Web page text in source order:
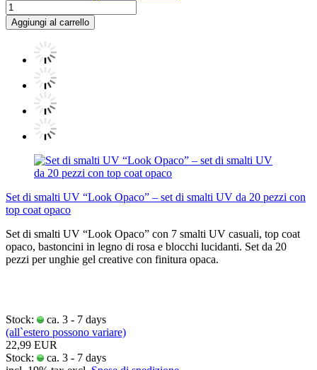
Aggiungi al carrello
Set di smalti UV “Look Opaco” – set di smalti UV da 20 pezzi con
top coat opaco
Set di smalti UV “Look Opaco” con 7 smalti UV casuali, top coat
opaco, bastoncini in legno di rosa e blocchi lucidanti. Set da 20
pezzi per unghie gel creative con finitura opaca.
Stock:
ca. 3 - 7 days
(all`estero possono variare)
22,99 EUR
Stock:
ca. 3 - 7 days